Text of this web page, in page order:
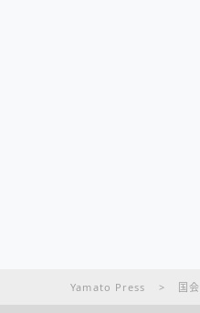
Yamato Press > 国会